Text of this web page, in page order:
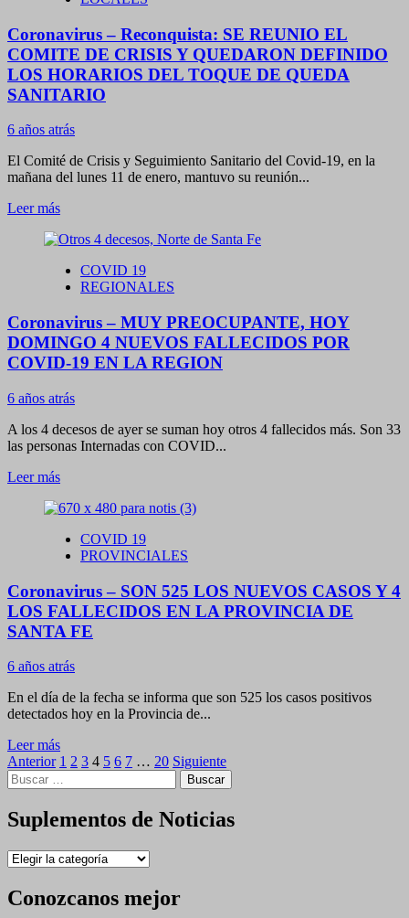
CASOS
POSITIVOS
NUEVOS
y
10
EN
PROVINCIA
HOY
Coronavirus – Reconquista: SE REUNIO EL
COMITE DE CRISIS Y QUEDARON DEFINIDO
LOS HORARIOS DEL TOQUE DE QUEDA
SANITARIO
6 años atrás
El Comité de Crisis y Seguimiento Sanitario del Covid-19, en la
mañana del lunes 11 de enero, mantuvo su reunión...
Leer másLeer
sobre
–
Reconquista:
REUNIO
EL
COMITE
DE
Y
QUEDARON
DEFINIDO
LOS
DEL
TOQUE
DE
QUEDA
SANITARIO
COVID 19
REGIONALES
Coronavirus – MUY PREOCUPANTE, HOY
DOMINGO 4 NUEVOS FALLECIDOS POR
COVID-19 EN LA REGION
6 años atrás
A los 4 decesos de ayer se suman hoy otros 4 fallecidos más. Son 33
las personas Internadas con COVID...
Leer másLeer
sobre
–
MUY
HOY
DOMINGO
4
NUEVOS
FALLECIDOS
POR
COVID-
19
EN
REGION
COVID 19
PROVINCIALES
Coronavirus – SON 525 LOS NUEVOS CASOS Y 4
LOS FALLECIDOS EN LA PROVINCIA DE
SANTA FE
6 años atrás
En el día de la fecha se informa que son 525 los casos positivos
detectados hoy en la Provincia de...
Leer másLeer
más
Coronavirus
SON
LOS
CASOS
Y
Paginación
de
entradas
Anterior 1 2 3 4 5 6 7 … 20 Siguiente
Buscar:
Suplementos de Noticias
Suplementos
Noticias
Conozcanos mejor